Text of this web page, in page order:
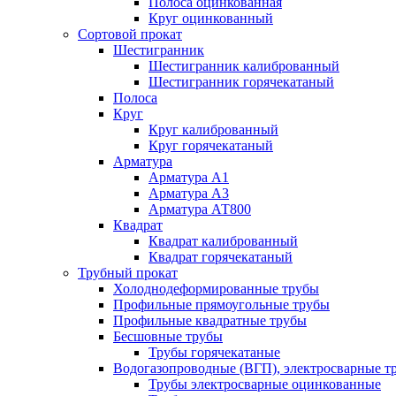
Круг оцинкованный
Сортовой прокат
Шестигранник
Шестигранник калиброванный
Шестигранник горячекатаный
Полоса
Круг
Круг калиброванный
Круг горячекатаный
Арматура
Арматура А1
Арматура А3
Арматура АТ800
Квадрат
Квадрат калиброванный
Квадрат горячекатаный
Трубный прокат
Холоднодеформированные трубы
Профильные прямоугольные трубы
Профильные квадратные трубы
Бесшовные трубы
Трубы горячекатаные
Водогазопроводные (ВГП), электросварные
Трубы электросварные оцинкованные